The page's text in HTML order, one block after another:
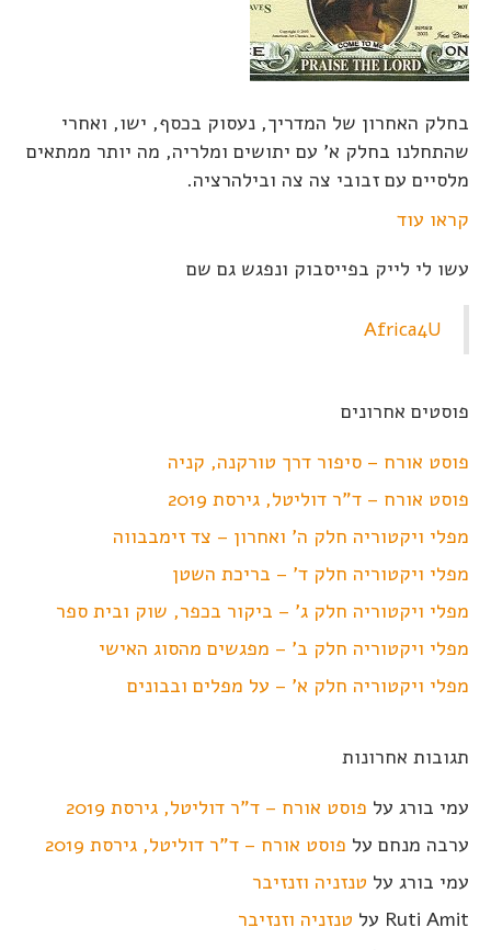
בחלק האחרון של המדריך, נעסוק בכסף, ישו, ואחרי
שהתחלנו בחלק א' עם יתושים ומלריה, מה יותר ממתאים
מלסיים עם זבובי צה צה ובילהרציה.
קראו עוד
עשו לי לייק בפייסבוק ונפגש גם שם
Africa4U
פוסטים אחרונים
פוסט אורח – סיפור דרך טורקנה, קניה
פוסט אורח – ד"ר דוליטל, גירסת 2019
מפלי ויקטוריה חלק ה' ואחרון – צד זימבבווה
מפלי ויקטוריה חלק ד' – בריכת השטן
מפלי ויקטוריה חלק ג' – ביקור בכפר, שוק ובית ספר
מפלי ויקטוריה חלק ב' – מפגשים מהסוג האישי
מפלי ויקטוריה חלק א' – על מפלים ובבונים
תגובות אחרונות
עמי בורג על פוסט אורח – ד"ר דוליטל, גירסת 2019
ערבה מנחם על פוסט אורח – ד"ר דוליטל, גירסת 2019
עמי בורג על טנזניה וזנזיבר
Ruti Amit על טנזניה וזנזיבר